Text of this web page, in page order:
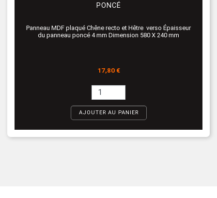
PONCÉ
Panneau MDF plaqué Chêne recto et Hêtre verso Épaisseur
du panneau poncé 4 mm Dimension 580 X 240 mm
Prix
17,80 €
AJOUTER AU PANIER